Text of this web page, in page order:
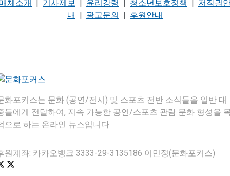
체소개 | 기사제보 | 윤리강령 | 청소년보호정책 | 저작권
내 | 광고문의 | 후원안내
화포커스는 문화 (공연/전시) 및 스포츠 전반 소식들을 일반 대
들에게 전달하여, 지속 가능한 공연/스포츠 관람 문화 형성을
으로 하는 온라인 뉴스입니다.
원계좌: 카카오뱅크 3333-29-3135186 이민정(문화포커스)